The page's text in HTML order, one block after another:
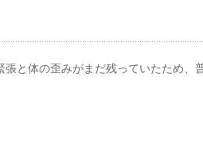
と体の歪みがまだ残っていたため、